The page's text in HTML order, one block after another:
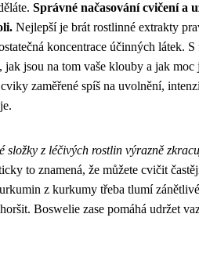
Správné načasování cvičení a
Nejlepší je brát rostlinné extrakty
koncentrace účinných látek.
jak jsou na tom vaše klouby a jak moc
zaměřené spíš na uvolnění,
složky z léčivých rostlin výrazně
to znamená, že můžete cvičit
z kurkumy třeba tlumí
Boswelie zase pomáhá udržet